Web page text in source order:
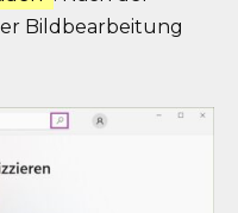
Bildbearbeitung